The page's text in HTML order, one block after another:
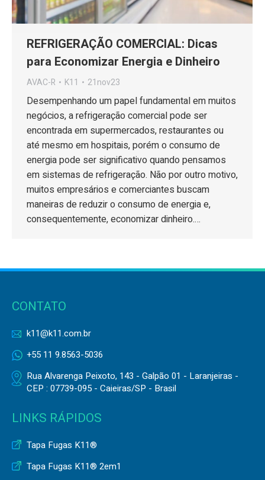
REFRIGERAÇÃO COMERCIAL: Dicas
para Economizar Energia e Dinheiro
AVAC-R K11 21nov23
Desempenhando um papel fundamental em muitos
negócios, a refrigeração comercial pode ser
encontrada em supermercados, restaurantes ou
até mesmo em hospitais, porém o consumo de
energia pode ser significativo quando pensamos
em sistemas de refrigeração. Não por outro motivo,
muitos empresários e comerciantes buscam
maneiras de reduzir o consumo de energia e,
consequentemente, economizar dinheiro.…
CONTATO
k11@k11.com.br
+55 11 9.8563-5036
Rua Alvarenga Peixoto, 143 - Galpão 01 - Laranjeiras -
CEP : 07739-095 - Caieiras/SP - Brasil
LINKS RÁPIDOS
Tapa Fugas K11®
Tapa Fugas K11® 2em1